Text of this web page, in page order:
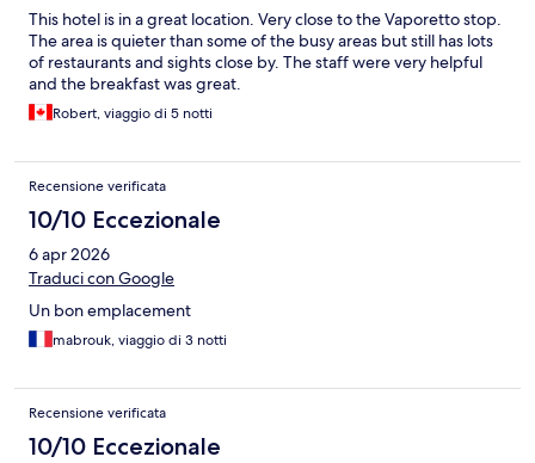
This hotel is in a great location. Very close to the Vaporetto stop.
The area is quieter than some of the busy areas but still has lots
of restaurants and sights close by. The staff were very helpful
and the breakfast was great.
Robert, viaggio di 5 notti
Recensione verificata
10/10 Eccezionale
6 apr 2026
Traduci con Google
Un bon emplacement
mabrouk, viaggio di 3 notti
Recensione verificata
10/10 Eccezionale